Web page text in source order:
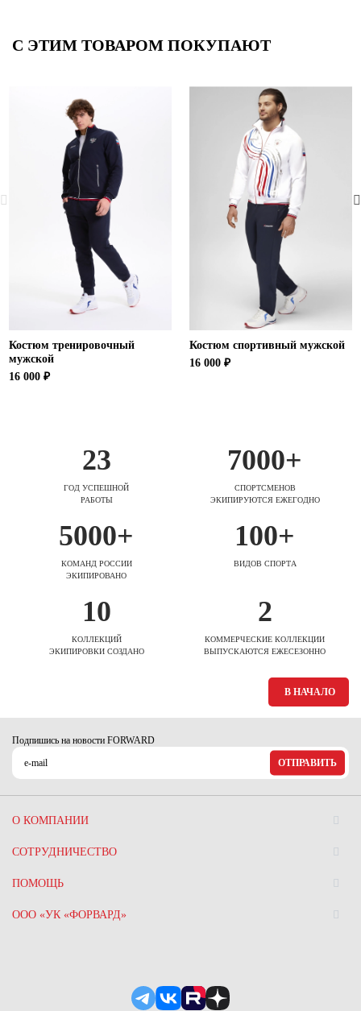
С ЭТИМ ТОВАРОМ ПОКУПАЮТ
Костюм тренировочный
мужской
16 000 ₽
Костюм спортивный мужской
16 000 ₽
23
ГОД УСПЕШНОЙ
РАБОТЫ
7000+
СПОРТСМЕНОВ
ЭКИПИРУЮТСЯ ЕЖЕГОДНО
5000+
КОМАНД РОССИИ
ЭКИПИРОВАНО
100+
ВИДОВ СПОРТА
10
КОЛЛЕКЦИЙ
ЭКИПИРОВКИ СОЗДАНО
2
КОММЕРЧЕСКИЕ КОЛЛЕКЦИИ
ВЫПУСКАЮТСЯ ЕЖЕСЕЗОННО
В НАЧАЛО
Подпишись на новости FORWARD
ОТПРАВИТЬ
О КОМПАНИИ
СОТРУДНИЧЕСТВО
ПОМОЩЬ
ООО «УК «ФОРВАРД»